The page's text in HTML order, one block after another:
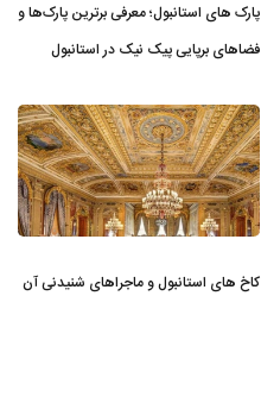
پارک های استانبول؛ معرفی برترین پارک‌ها و
فضاهای برپایی پیک نیک در استانبول
کاخ های استانبول و ماجراهای شنیدنی آن